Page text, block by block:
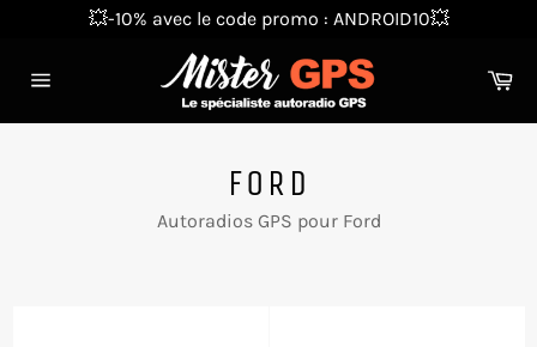
💥-10% avec le code promo : ANDROID10💥
FORD
Autoradios GPS pour Ford